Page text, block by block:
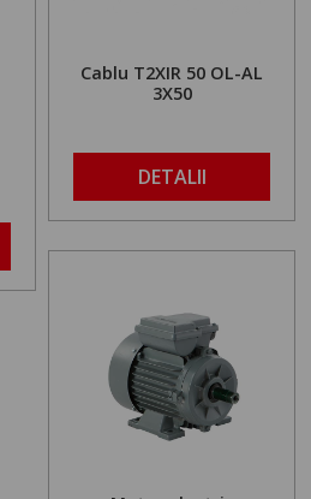
Cablu T2XIR 50 OL-AL
3X50
DETALII